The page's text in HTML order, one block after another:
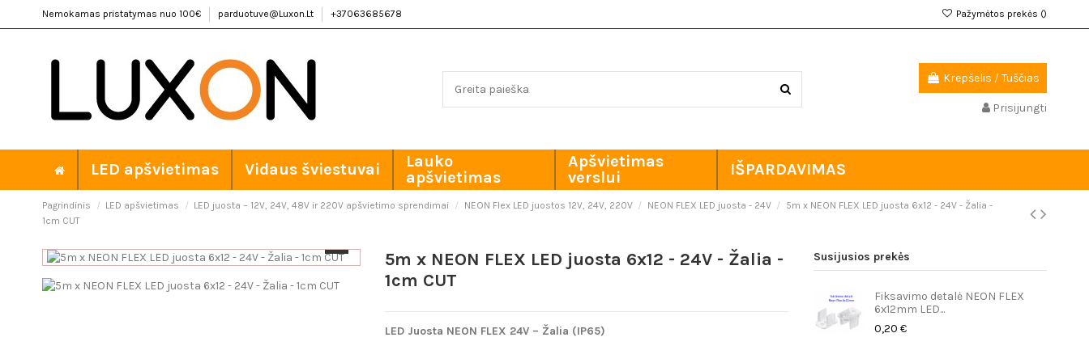
Nemokamas pristatymas nuo 100€ parduotuve@Luxon.Lt +37063685678 Pažymėtos prekės ()
Krepšelis /Tuščias
Prisijungti
LED apšvietimas Vidaus šviestuvai
Lauko
apšvietimas
Apšvietimas
verslui
IŠPARDAVIMAS
Pagrindinis LED apšvietimas LED juosta – 12V, 24V, 48V ir 220V apšvietimo sprendimai NEON Flex LED juostos 12V, 24V, 220V NEON FLEX LED juosta - 24V
5m x NEON FLEX LED juosta 6x12 - 24V - Žalia -
1cm CUT
5m x NEON FLEX LED juosta 6x12 - 24V - Žalia -
1cm CUT
LED Juosta NEON FLEX 24V – Žalia (IP65)
Susijusios prekės
Fiksavimo detalė NEON FLEX
6x12mm LED...
0,20 €